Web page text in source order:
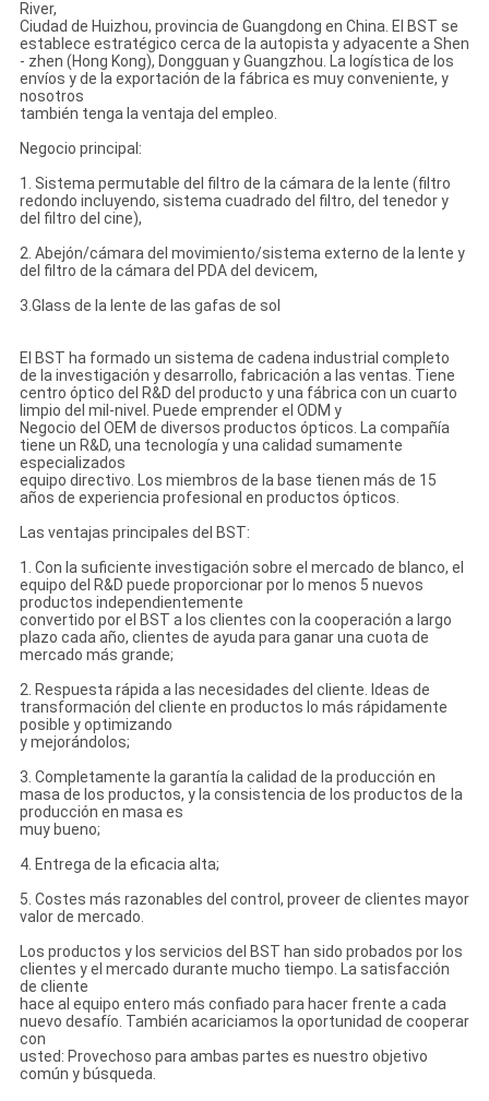
River,
Ciudad de Huizhou, provincia de Guangdong en China. El BST se
establece estratégico cerca de la autopista y adyacente a Shen
- zhen (Hong Kong), Dongguan y Guangzhou. La logística de los
envíos y de la exportación de la fábrica es muy conveniente, y
nosotros
también tenga la ventaja del empleo.
Negocio principal:
1. Sistema permutable del filtro de la cámara de la lente (filtro
redondo incluyendo, sistema cuadrado del filtro, del tenedor y
del filtro del cine),
2. Abejón/cámara del movimiento/sistema externo de la lente y
del filtro de la cámara del PDA del devicem,
3.Glass de la lente de las gafas de sol
El BST ha formado un sistema de cadena industrial completo
de la investigación y desarrollo, fabricación a las ventas. Tiene
centro óptico del R&D del producto y una fábrica con un cuarto
limpio del mil-nivel. Puede emprender el ODM y
Negocio del OEM de diversos productos ópticos. La compañía
tiene un R&D, una tecnología y una calidad sumamente
especializados
equipo directivo. Los miembros de la base tienen más de 15
años de experiencia profesional en productos ópticos.
Las ventajas principales del BST:
1. Con la suficiente investigación sobre el mercado de blanco, el
equipo del R&D puede proporcionar por lo menos 5 nuevos
productos independientemente
convertido por el BST a los clientes con la cooperación a largo
plazo cada año, clientes de ayuda para ganar una cuota de
mercado más grande;
2. Respuesta rápida a las necesidades del cliente. Ideas de
transformación del cliente en productos lo más rápidamente
posible y optimizando
y mejorándolos;
3. Completamente la garantía la calidad de la producción en
masa de los productos, y la consistencia de los productos de la
producción en masa es
muy bueno;
4. Entrega de la eficacia alta;
5. Costes más razonables del control, proveer de clientes mayor
valor de mercado.
Los productos y los servicios del BST han sido probados por los
clientes y el mercado durante mucho tiempo. La satisfacción
de cliente
hace al equipo entero más confiado para hacer frente a cada
nuevo desafío. También acariciamos la oportunidad de cooperar
con
usted: Provechoso para ambas partes es nuestro objetivo
común y búsqueda.